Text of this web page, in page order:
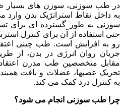
در طب سوزنی، سوزن­ های بسیار
به داخل نقاط استراتژیک بدن
سوزنی به طور گسترده ای برای
حتی استفاده از آن برای کنترل
رو به افزایش است. طب چینی
جریان روان انرژی در بدن، از
مقابل متخصصین طب مدرن
تحریک عصب­ها، عضلات و بافت
به کنترل درد کمک می ­کند.
چرا طب سوزنی انجام می­ شود؟